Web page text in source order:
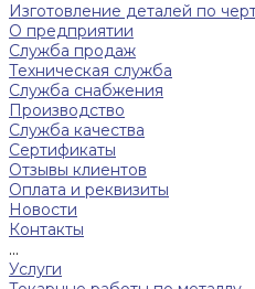
Изготовление деталей по
О предприятии
Служба продаж
Техническая служба
Служба снабжения
Производство
Служба качества
Сертификаты
Отзывы клиентов
Оплата и реквизиты
Новости
Контакты
...
Услуги